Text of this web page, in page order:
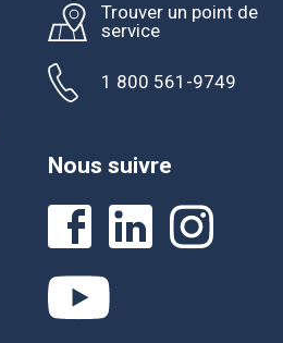
Trouver un point de
service
1 800 561-9749
Nous suivre